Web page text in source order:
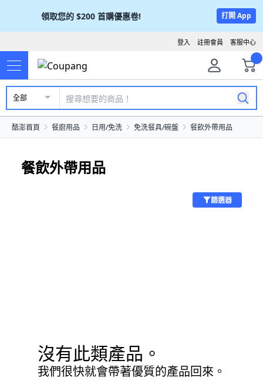
領取您的 $200 首購優惠卷! 打開 App
客服中心
註冊會員
登入
全部
酷澎首頁 餐廚用品 日用/免洗 免洗餐具/碗盤 餐飲外帶用品
餐飲外帶用品
篩選器
沒有此類產品。
我們很快就會帶著優質的產品回來。